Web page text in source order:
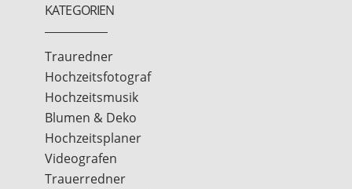
KATEGORIEN
Trauredner
Hochzeitsfotograf
Hochzeitsmusik
Blumen & Deko
Hochzeitsplaner
Videografen
Trauerredner